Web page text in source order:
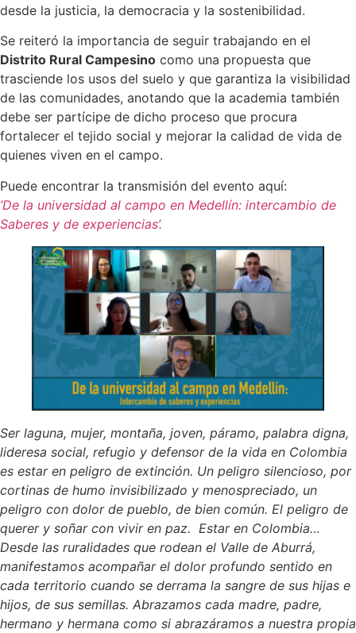
desde la justicia, la democracia y la sostenibilidad.
Se reiteró la importancia de seguir trabajando en el
Distrito Rural Campesino como una propuesta que
trasciende los usos del suelo y que garantiza la visibilidad
de las comunidades, anotando que la academia también
debe ser partícipe de dicho proceso que procura
fortalecer el tejido social y mejorar la calidad de vida de
quienes viven en el campo.
Puede encontrar la transmisión del evento aquí:
‘De la universidad al campo en Medellín: intercambio de
Saberes y de experiencias’.
Ser laguna, mujer, montaña, joven, páramo, palabra digna,
lideresa social, refugio y defensor de la vida en Colombia
es estar en peligro de extinción. Un peligro silencioso, por
cortinas de humo invisibilizado y menospreciado, un
peligro con dolor de pueblo, de bien común. El peligro de
querer y soñar con vivir en paz. Estar en Colombia…
Desde las ruralidades que rodean el Valle de Aburrá,
manifestamos acompañar el dolor profundo sentido en
cada territorio cuando se derrama la sangre de sus hijas e
hijos, de sus semillas. Abrazamos cada madre, padre,
hermano y hermana como si abrazáramos a nuestra propia